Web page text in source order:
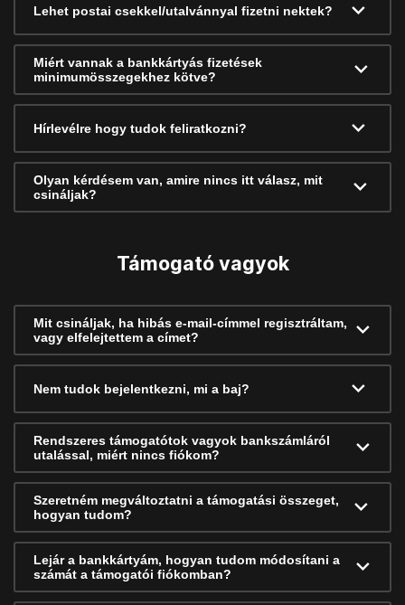
Lehet postai csekkel/utalvánnyal fizetni nektek?
Miért vannak a bankkártyás fizetések
minimumösszegekhez kötve?
Hírlevélre hogy tudok feliratkozni?
Olyan kérdésem van, amire nincs itt válasz, mit
csináljak?
Támogató vagyok
Mit csináljak, ha hibás e-mail-címmel regisztráltam,
vagy elfelejtettem a címet?
Nem tudok bejelentkezni, mi a baj?
Rendszeres támogatótok vagyok bankszámláról
utalással, miért nincs fiókom?
Szeretném megváltoztatni a támogatási összeget,
hogyan tudom?
Lejár a bankkártyám, hogyan tudom módosítani a
számát a támogatói fiókomban?